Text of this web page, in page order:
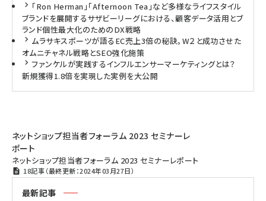
「Ron Herman」「Afternoon Tea」など多様なライフスタイル
ブランドを展開するサザビーリーグにおける、顧客データ活用とブ
ランド個性最大化のためのDX戦略
ムラサキスポーツが語るEC売上3倍の秘訣。W２と成功させた
オムニチャネル戦略とSEO強化施策
ファンケルが実践するインフルエンサーマーケティングとは？
新規獲得1.8倍を実現した実例を大公開
ネットショップ担当者フォーラム 2023 セミナーレ
ポート
ネットショップ担当者フォーラム 2023 セミナーレポート
18記事（最終更新：2024年03月27日）
最新記事